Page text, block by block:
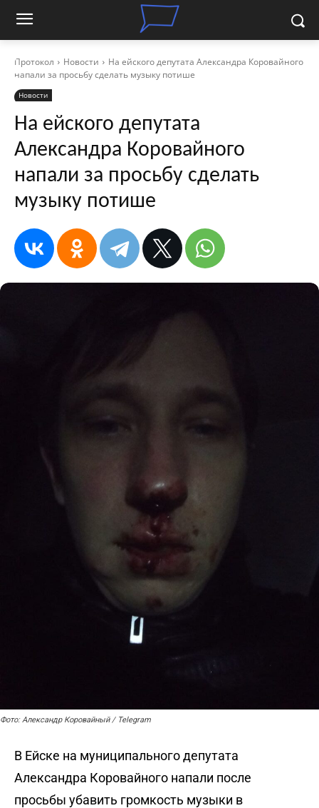
Протокол Новости
На ейского депутата Александра Коровайного
напали за просьбу сделать музыку потише
Новости
На ейского депутата
Александра Коровайного
напали за просьбу сделать
музыку потише
Фото: Александр Коровайный / Telegram
В Ейске на муниципального депутата
Александра Коровайного напали после
просьбы убавить громкость музыки в